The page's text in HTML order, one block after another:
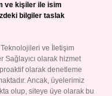
ve kişiler ile isim
bilgiler taslak
ve İletişim
Sağlayıcı olarak hizmet
olarak denetleme
Ancak, üyelerimiz
olup, siteye üye olarak bu